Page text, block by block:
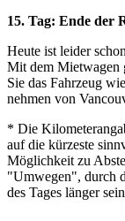
15. Tag: Ende der
Heute ist leider
Mit dem Mietwagen
Sie das Fahrzeug
nehmen von
* Die
auf die kürzeste
Möglichkeit zu
"Umwegen", durch
des Tages länger